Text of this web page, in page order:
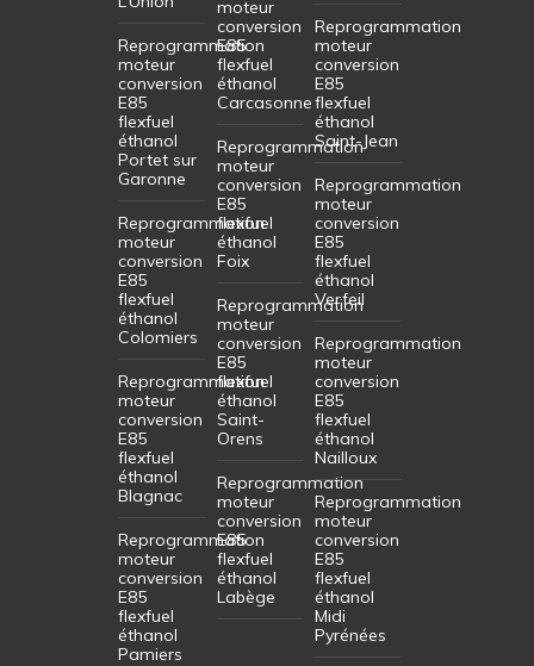
Reprogrammation
moteur
conversion
E85
flexfuel
éthanol
Portet sur
Garonne
Reprogrammation
moteur
conversion
E85
flexfuel
éthanol
Colomiers
Reprogrammation
moteur
conversion
E85
flexfuel
éthanol
Blagnac
Reprogrammation
moteur
conversion
E85
flexfuel
éthanol
Pamiers
moteur
conversion
E85
flexfuel
éthanol
Carcasonne
Reprogrammation
moteur
conversion
E85
flexfuel
éthanol
Foix
Reprogrammation
moteur
conversion
E85
flexfuel
éthanol
Saint-
Orens
Reprogrammation
moteur
conversion
E85
flexfuel
éthanol
Labège
Reprogrammation
moteur
conversion
E85
flexfuel
éthanol
Saint-Jean
Reprogrammation
moteur
conversion
E85
flexfuel
éthanol
Verfeil
Reprogrammation
moteur
conversion
E85
flexfuel
éthanol
Nailloux
Reprogrammation
moteur
conversion
E85
flexfuel
éthanol
Midi
Pyrénées